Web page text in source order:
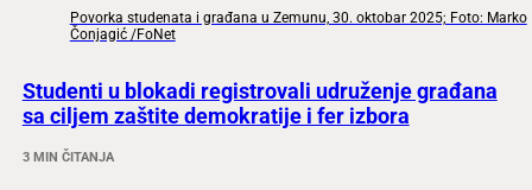
Povorka studenata i građana u Zemunu, 30. oktobar 2025; Foto: Marko
Čonjagić /FoNet
Studenti u blokadi registrovali udruženje građana
sa ciljem zaštite demokratije i fer izbora
3 MIN ČITANJA